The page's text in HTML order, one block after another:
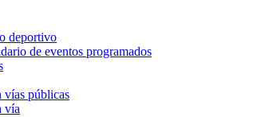
deportivo
de eventos programados
vías públicas
vía